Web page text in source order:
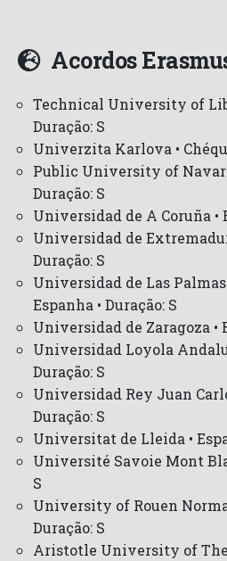
Acordos
Technical University of
Duração: S
Univerzita Karlova •
Public University of
Duração: S
Universidad de A Coruña •
Universidad de
Duração: S
Universidad de Las Palmas
Espanha • Duração: S
Universidad de Zaragoza •
Universidad Loyola
Duração: S
Universidad Rey Juan
Duração: S
Universitat de Lleida •
Université Savoie Mont
S
University of Rouen
Duração: S
Aristotle University of